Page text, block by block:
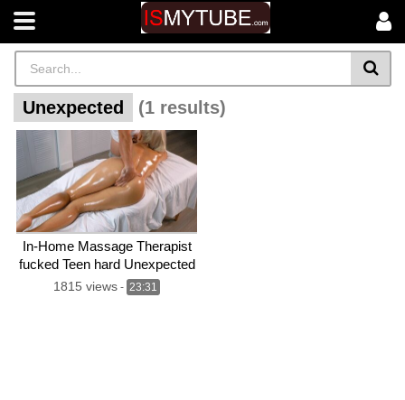
Unexpected (1 results)
In-Home Massage Therapist
fucked Teen hard Unexpected
Sex
1815 views - 23:31